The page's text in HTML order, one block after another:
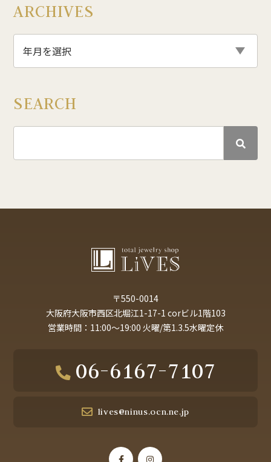
ARCHIVES
SEARCH
〒550-0014
大阪府大阪市西区北堀江1-17-1 corビル1階103
営業時間：11:00～19:00 火曜/第1.3.5水曜定休
06-6167-7107
lives@ninus.ocn.ne.jp